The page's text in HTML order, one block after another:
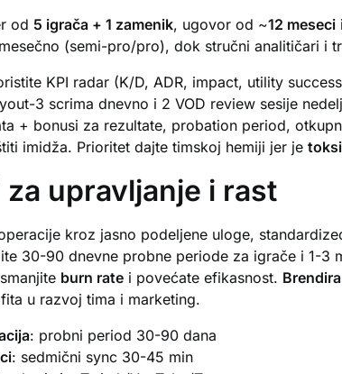
od 5 igrača + 1 zamenik, ugovor od ~12 meseci
(semi-pro/pro), dok stručni analitičari i
KPI radar (K/D, ADR, impact, utility
3 scrima dnevno i 2 VOD review sesije
+ bonusi za rezultate, probation period,
imidža. Prioritet dajte timskoj hemiji jer je
za upravljanje i rast
kroz jasno podeljene uloge,
30-90 dnevne probne periode za igrače i 1-3
burn rate i povećate efikasnost.
u razvoj tima i marketing.
: probni period 30-90 dana
: sedmični sync 30-45 min